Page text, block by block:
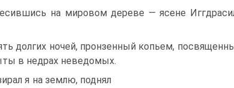
на мировом дереве — ясене
долгих ночей, пронзенный копьем,
в недрах неведомых.
я на землю, поднял